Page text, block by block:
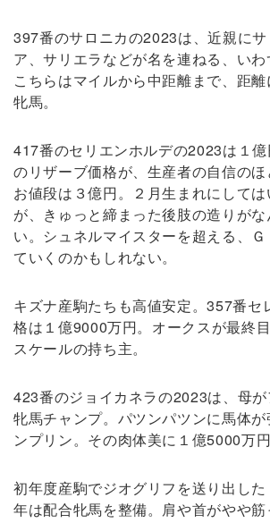
397番のサロニカの2023は、近親に
ア、サリエラなどが名を連ねる、いわ
こちらはマイルから中距離まで、距
牝馬。
417番のセリエンホルデの2023は１
のリザーブ価格が、生産者の自信のほ
お値段は３億円。２月生まれにして
が、きゅっと締まった後肢の造りが
い。シュネルマイスターを超える、
ていくのかもしれない。
キズナ産駒たちも高値安定。357番セ
格は１億9000万円。オークスが最終
スケールの持ち主。
423番のジョイカネラの2023は、母
牝馬チャンプ。パツンパツンに馬体が
ンプリン。その肉体美に１億5000万円
初年度産駒でジオグリフを送り出し
年は配合牝馬を整備。肩や首がやや